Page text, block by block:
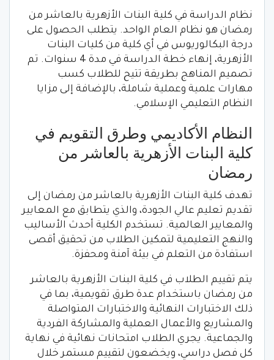
نظام الدراسة في كلية البنات الأزهرية بالعاشر من
رمضان هو نظام العام الواحد. يتطلب الحصول على
درجة البكالوريوس في أي كلية من كليات البنات
الأزهرية، إنهاء خطة الدراسة في مدة 4 سنوات. تم
تصميم المناهج بطريقة تتيح للطلاب كسب
مهارات علمية وعملية شاملة، بالإضافة إلى مزايا
النظام التعليمي الإسلامي.
النظام الأكاديمي وطرق التقويم في
كلية البنات الأزهرية بالعاشر من
رمضان
تهدف كلية البنات الأزهرية بالعاشر من رمضان إلى
تقديم تعليم عالي الجودة، والذي يتطابق مع المعايير
والمعايير العالمية. تستخدم الكلية أحدث الأساليب
والنهج التعليمية لتمكين الطلاب من تحقيق أقصى
استفادة من التعلم في بيئة آمنة ومحفزة.
يتم تقييم الطلاب في كلية البنات الأزهرية بالعاشر
من رمضان باستخدام عدة طرق تقويمية، بما في
ذلك الاختبارات النهائية والاختبارات المتواصلة
والمشاريع والأعمال العملية والمشاركة الفردية
والجماعية. يجري الطلاب امتحانات نهائية في نهاية
كل فصل دراسي، ويخضعون لتقييم مستمر خلال